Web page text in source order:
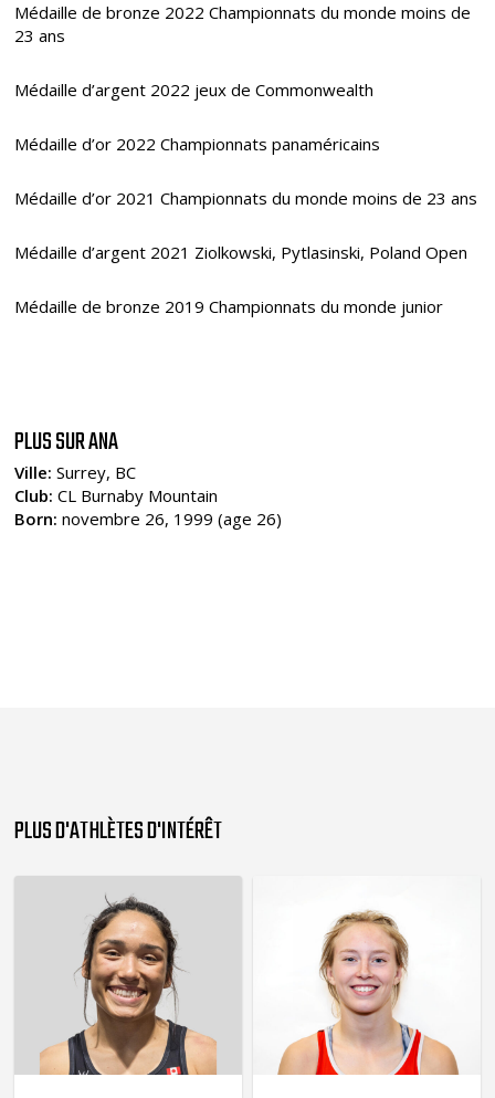
Médaille de bronze 2022 Championnats du monde moins de
23 ans
Médaille d’argent 2022 jeux de Commonwealth
Médaille d’or 2022 Championnats panaméricains
Médaille d’or 2021 Championnats du monde moins de 23 ans
Médaille d’argent 2021 Ziolkowski, Pytlasinski, Poland Open
Médaille de bronze 2019 Championnats du monde junior
PLUS SUR ANA
Ville: Surrey, BC
Club: CL Burnaby Mountain
Born:novembre 26, 1999 (age 26)
PLUS D'ATHLÈTES D'INTÉRÊT